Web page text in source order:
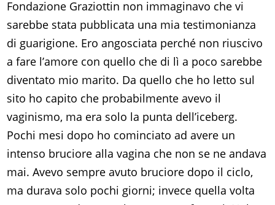
Fondazione Graziottin non immaginavo che vi
sarebbe stata pubblicata una mia testimonianza
di guarigione. Ero angosciata perché non riuscivo
a fare l’amore con quello che di lì a poco sarebbe
diventato mio marito. Da quello che ho letto sul
sito ho capito che probabilmente avevo il
vaginismo, ma era solo la punta dell’iceberg.
Pochi mesi dopo ho cominciato ad avere un
intenso bruciore alla vagina che non se ne andava
mai. Avevo sempre avuto bruciore dopo il ciclo,
ma durava solo pochi giorni; invece quella volta